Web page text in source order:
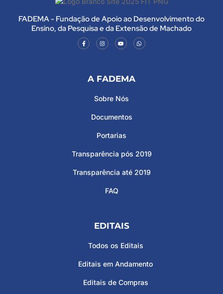
FADEMA - Fundação de Apoio ao Desenvolvimento do
Ensino, da Pesquisa e da Extensão de Machado
A FADEMA
Sobre Nós
Documentos
Portarias
Transparência pós 2019
Transparência até 2019
FAQ
EDITAIS
Todos os Editais
Editais em Andamento
Editais de Compras